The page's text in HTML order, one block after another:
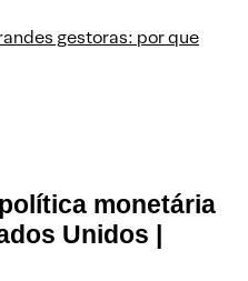
gestoras: por que
monetária
Unidos |